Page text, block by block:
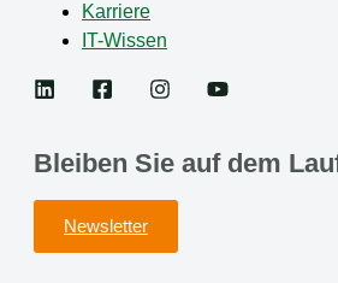
Karriere
IT-Wissen
Bleiben Sie auf dem
Newsletter